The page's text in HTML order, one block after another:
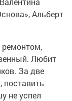
Альберт
ремонтом,
Любит
За две
поставить
не успел